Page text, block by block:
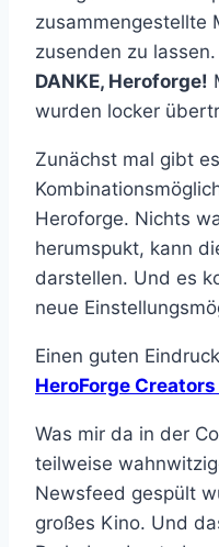
zusammengestellte
zusenden zu
DANKE, Heroforge!
wurden locker
Zunächst mal gibt
Heroforge. Nichts
herumspukt, kann
darstellen. Und es
neue
Einen guten
HeroForge
Was mir da in der
teilweise
Newsfeed gespült
großes Kino. Und